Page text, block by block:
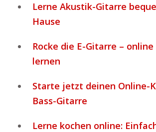
Lerne Akustik-Gitarre
Hause
Rocke die E-Gitarre –
lernen
Starte jetzt deinen Online-
Bass-Gitarre
Lerne kochen online: